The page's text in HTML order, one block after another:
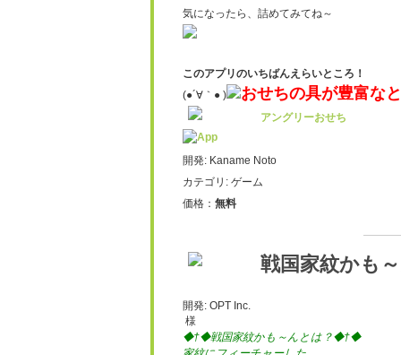
気になったら、詰めてみてね～
このアプリのいちばんえらいところ！
(●´∀｀● )
おせちの具が豊富な
アングリーおせち
開発: Kaname Noto
カテゴリ: ゲーム
価格： 無料
戦国家紋かも
開発: OPT Inc.
様
◆†◆戦国家紋かも～んとは？◆†◆